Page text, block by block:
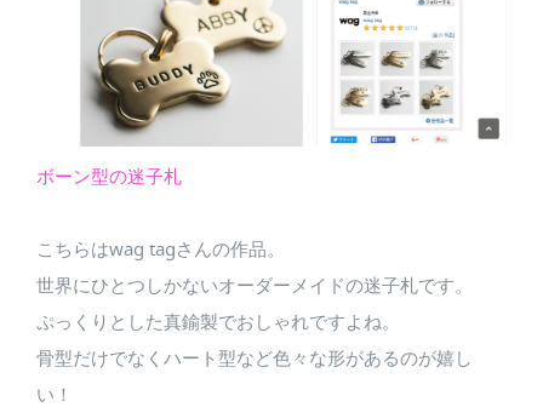
ボーン型の迷子札
こちらはwag tagさんの作品。
世界にひとつしかないオーダーメイドの迷子札です。
ぷっくりとした真鍮製でおしゃれですよね。
骨型だけでなくハート型など色々な形があるのが嬉し
い！